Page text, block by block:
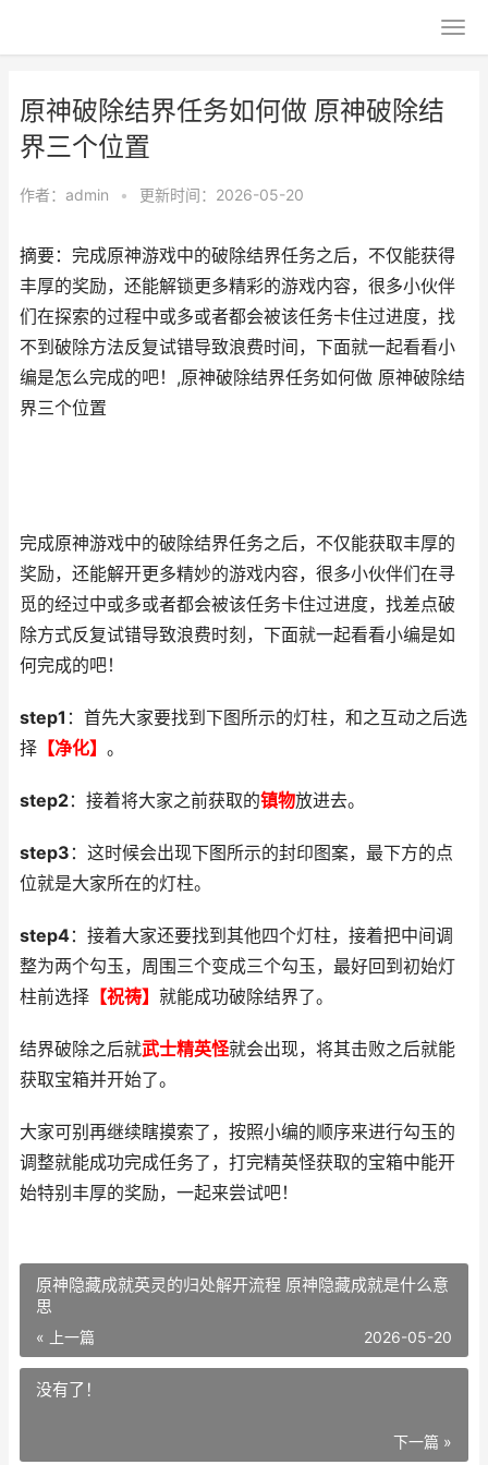
原神破除结界任务如何做 原神破除结
界三个位置
作者： admin • 更新时间：2026-05-20
摘要：完成原神游戏中的破除结界任务之后，不仅能获得
丰厚的奖励，还能解锁更多精彩的游戏内容，很多小伙伴
们在探索的过程中或多或者都会被该任务卡住过进度，找
不到破除方法反复试错导致浪费时间，下面就一起看看小
编是怎么完成的吧！,原神破除结界任务如何做 原神破除结
界三个位置
完成原神游戏中的破除结界任务之后，不仅能获取丰厚的
奖励，还能解开更多精妙的游戏内容，很多小伙伴们在寻
觅的经过中或多或者都会被该任务卡住过进度，找差点破
除方式反复试错导致浪费时刻，下面就一起看看小编是如
何完成的吧！
step1 ：首先大家要找到下图所示的灯柱，和之互动之后选
择 【净化】 。
step2：接着将大家之前获取的镇物放进去。
step3 ：这时候会出现下图所示的封印图案，最下方的点
位就是大家所在的灯柱。
step4：接着大家还要找到其他四个灯柱，接着把中间调
整为两个勾玉，周围三个变成三个勾玉，最好回到初始灯
柱前选择 【祝祷】 就能成功破除结界了。
结界破除之后就武士精英怪就会出现，将其击败之后就能
获取宝箱并开始了。
大家可别再继续瞎摸索了，按照小编的顺序来进行勾玉的
调整就能成功完成任务了，打完精英怪获取的宝箱中能开
始特别丰厚的奖励，一起来尝试吧！
原神隐藏成就英灵的归处解开流程 原神隐藏成就是什么意
思
« 上一篇 2026-05-20
没有了！
下一篇 »